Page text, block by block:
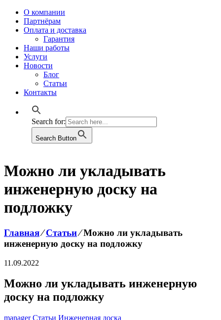
О компании
Партнёрам
Оплата и доставка
Гарантия
Наши работы
Услуги
Новости
Блог
Статьи
Контакты
Search for:
Search Button
Можно ли укладывать
инженерную доску на
подложку
Главная⁄Статьи⁄Можно ли укладывать
инженерную доску на подложку
11.09.2022
Можно ли укладывать инженерную
доску на подложку
manager Статьи Инженерная доска